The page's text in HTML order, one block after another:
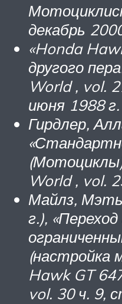
декабрь
«Honda
другого
World, vol.
июня 1988 г.
Гирдлер,
World, vol.
Майлз,
г.),
(настройка
Hawk GT
vol. 30 ч. 9,